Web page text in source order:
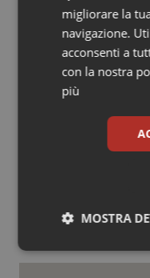
In un sistema
risorse limitate e
cooperazione e la
rafforzare il modello
renderlo più equo,
© Riproduzione
migliorare la
navigazione.
acconsenti a
con la nostra
più
MOSTRA
Necessari